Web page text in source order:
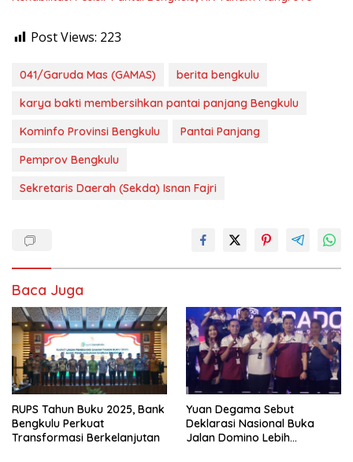
Post Views: 223
041/Garuda Mas (GAMAS)
berita bengkulu
karya bakti membersihkan pantai panjang Bengkulu
Kominfo Provinsi Bengkulu
Pantai Panjang
Pemprov Bengkulu
Sekretaris Daerah (Sekda) Isnan Fajri
Baca Juga
RUPS Tahun Buku 2025, Bank
Bengkulu Perkuat
Transformasi Berkelanjutan
Yuan Degama Sebut
Deklarasi Nasional Buka
Jalan Domino Lebih